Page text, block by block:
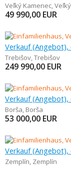
Veľký Kamenec,
49 990,00 EUR
Verkauf (Angebot),
Trebišov,Trebišov
249 990,00 EUR
Verkauf (Angebot),
Borša, Borša
53 000,00 EUR
Verkauf (Angebot),
Zemplín, Zemplín